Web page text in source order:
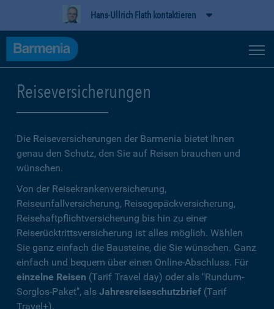
Hans-Ullrich Flath kontaktieren
Reiseversicherungen
Die Reiseversicherungen der Barmenia bietet Ihnen
genau den Schutz, den Sie auf Reisen brauchen und
wünschen.
Von der Reisekrankenversicherung,
Reiseunfallversicherung, Reisegepäckversicherung,
Reisehaftpflichtversicherung bis hin zu einer
Reiserücktrittsversicherung ist alles möglich. Wählen
Sie ganz einfach die Bausteine, die Sie wünschen. Ganz
einfach und bequem über einen Online-Abschluss. Für
einzelne Reisen (Tarif Travel day) oder als "Rundum-
Sorglos-Paket", als Jahresreiseschutzbrief (Tarif
Travel+).